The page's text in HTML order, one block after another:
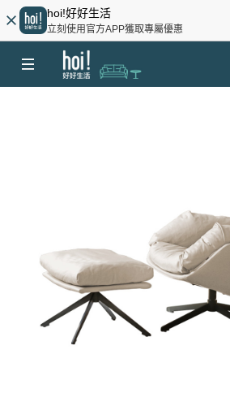
hoi!好好生活
立刻使用官方APP獲取專屬優惠